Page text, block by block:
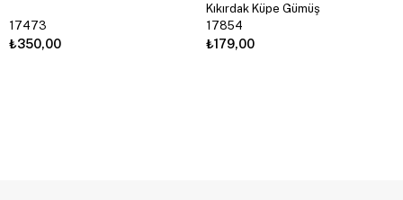
17473
₺350,00
Kıkırdak Küpe Gümüş
17854
₺179,00